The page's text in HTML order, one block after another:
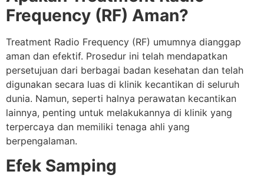
Frequency (RF) Aman?
Treatment Radio Frequency (RF) umumnya dianggap
aman dan efektif. Prosedur ini telah mendapatkan
persetujuan dari berbagai badan kesehatan dan telah
digunakan secara luas di klinik kecantikan di seluruh
dunia. Namun, seperti halnya perawatan kecantikan
lainnya, penting untuk melakukannya di klinik yang
terpercaya dan memiliki tenaga ahli yang
berpengalaman.
Efek Samping